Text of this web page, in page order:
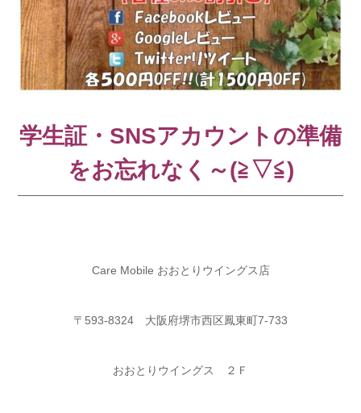
学生証・SNSアカウントの準備
をお忘れなく～(≧▽≦)
Care Mobile おおとりウイングス店
〒593-8324 大阪府堺市西区鳳東町7-733
おおとりウイングス ２Ｆ